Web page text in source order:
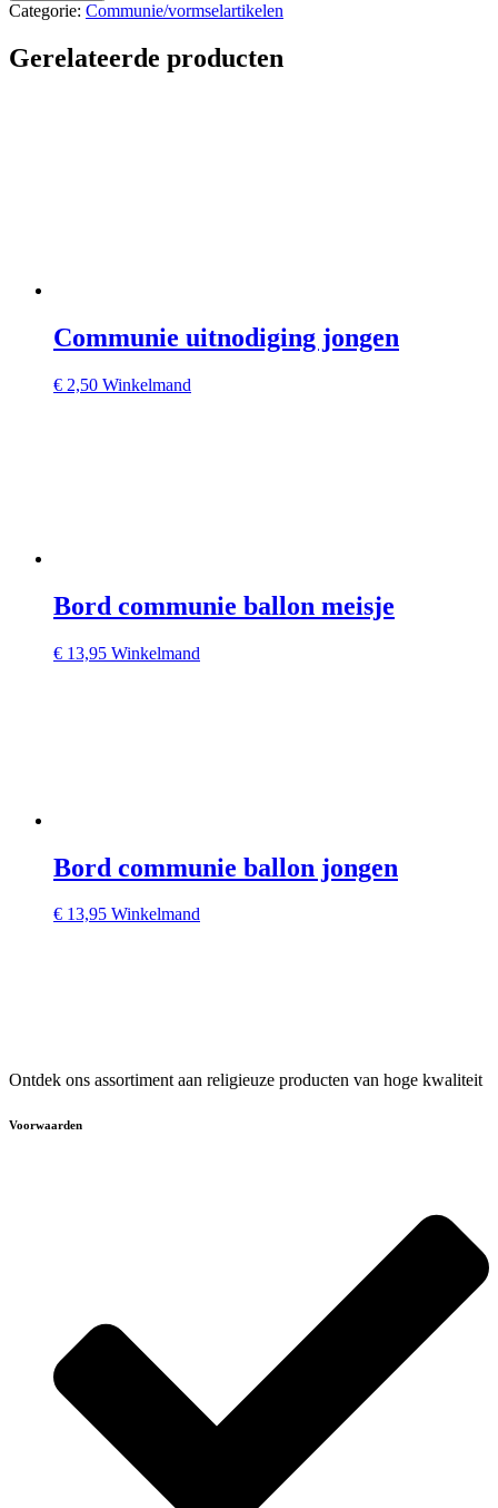
Categorie: Communie/vormselartikelen
Gerelateerde producten
Communie uitnodiging jongen
€ 2,50 Winkelmand
Bord communie ballon meisje
€ 13,95 Winkelmand
Bord communie ballon jongen
€ 13,95 Winkelmand
Ontdek ons assortiment aan religieuze producten van hoge kwaliteit
Voorwaarden